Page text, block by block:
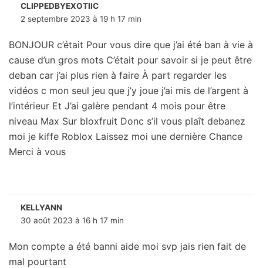
CLIPPEDBYEXOTIIC
2 septembre 2023 à 19 h 17 min
BONJOUR c’était Pour vous dire que j’ai été ban à vie à
cause d’un gros mots C’était pour savoir si je peut être
deban car j’ai plus rien à faire À part regarder les
vidéos c mon seul jeu que j’y joue j’ai mis de l’argent à
l’intérieur Et J’ai galère pendant 4 mois pour être
niveau Max Sur bloxfruit Donc s’il vous plaît debanez
moi je kiffe Roblox Laissez moi une dernière Chance
Merci à vous
KELLYANN
30 août 2023 à 16 h 17 min
Mon compte a été banni aide moi svp jais rien fait de
mal pourtant